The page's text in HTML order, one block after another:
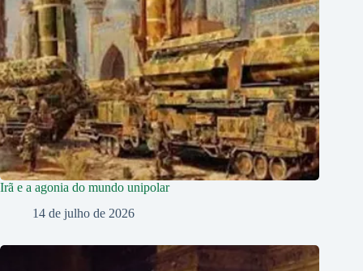
Irã e a agonia do mundo unipolar
14 de julho de 2026